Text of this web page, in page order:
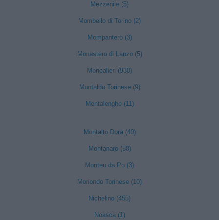
Mezzenile (5)
Mombello di Torino (2)
Mompantero (3)
Monastero di Lanzo (5)
Moncalieri (930)
Montaldo Torinese (9)
Montalenghe (11)
Montalto Dora (40)
Montanaro (50)
Monteu da Po (3)
Moriondo Torinese (10)
Nichelino (455)
Noasca (1)